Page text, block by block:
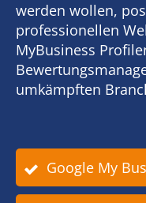
werden wollen,
professionellen
MyBusiness
umkämpften
Google My